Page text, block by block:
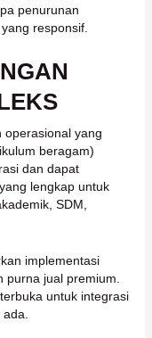
penurunan
responsif.
operasional yang
beragam)
dan dapat
lengkap untuk
SDM,
implementasi
purna jual premium.
untuk integrasi